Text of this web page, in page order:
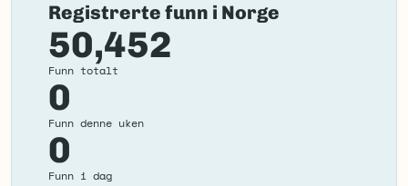
Registrerte funn i Norge
50,452
Funn totalt
0
Funn denne uken
0
Funn i dag